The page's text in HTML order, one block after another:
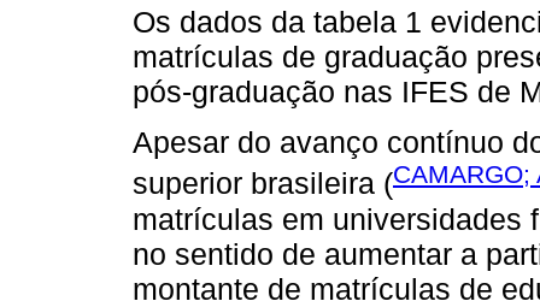
Os dados da tabela 1
matrículas de graduação
pós-graduação nas IFES de
Apesar do avanço contínuo
superior brasileira (CAMARGO;
matrículas em universidades
no sentido de aumentar a
montante de matrículas de